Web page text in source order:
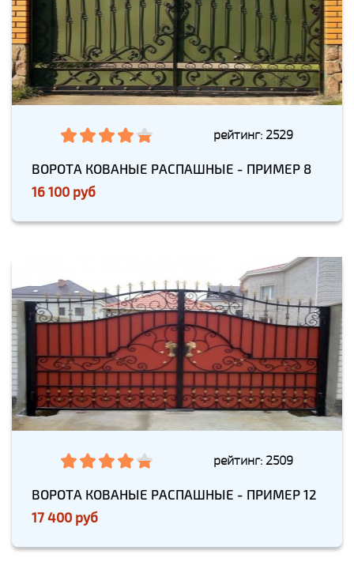
рейтинг: 2529
ВОРОТА КОВАНЫЕ РАСПАШНЫЕ - ПРИМЕР 8
16 100 руб
рейтинг: 2509
ВОРОТА КОВАНЫЕ РАСПАШНЫЕ - ПРИМЕР 12
17 400 руб